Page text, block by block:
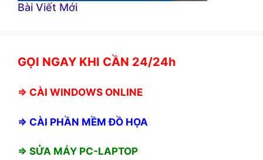
Bài Viết Mới
GỌI NGAY KHI CẦN 24/24h
⇒ CÀI WINDOWS ONLINE
⇒ CÀI PHẦN MỀM ĐỒ HỌA
⇒ SỬA MÁY PC-LAPTOP